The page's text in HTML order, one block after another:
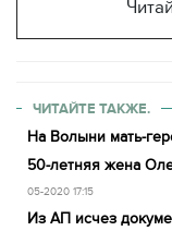
ЧИТАЙТЕ ТАКЖЕ.
На Волыни мать-
50-летняя жена
05-2020 17:15
Из АП исчез